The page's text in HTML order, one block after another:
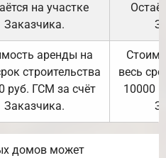
на участке
Заказчика.
аренды на
строительства
руб. ГСМ за счёт
Заказчика.
весь
10000
домов может